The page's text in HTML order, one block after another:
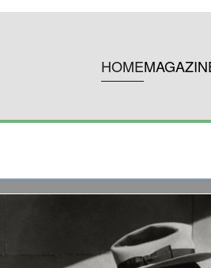
HOME